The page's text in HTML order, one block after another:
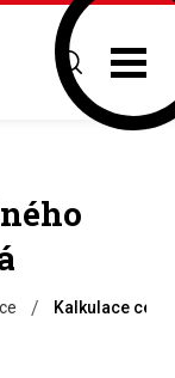
/ Kalkulace